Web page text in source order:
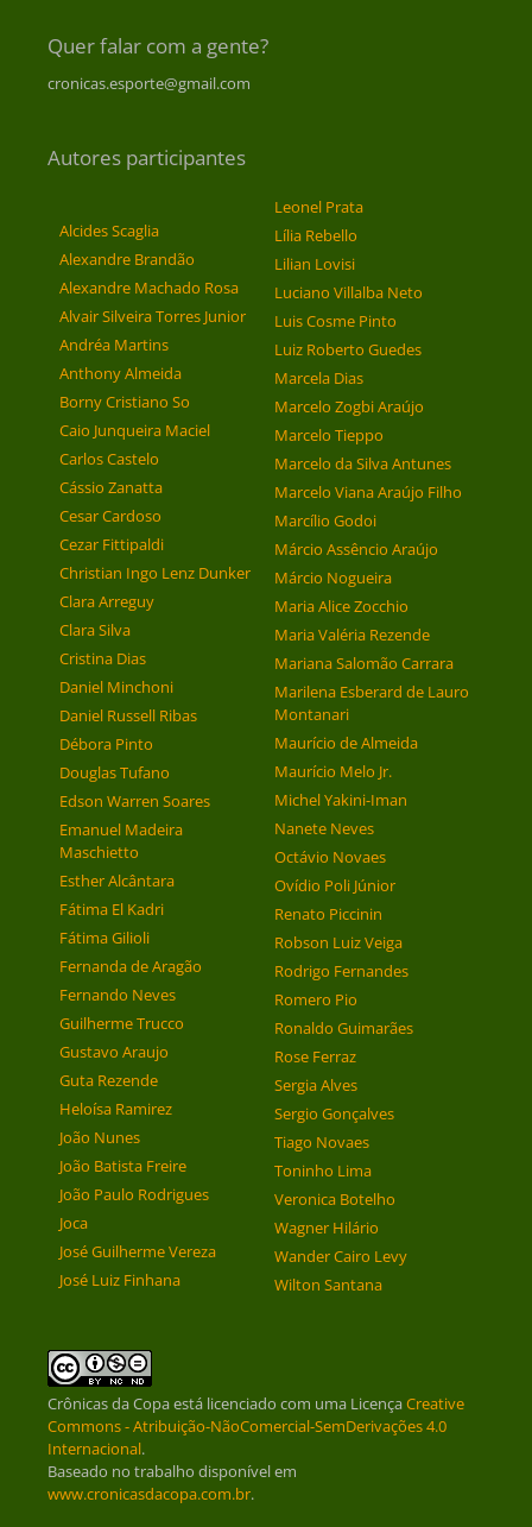
Quer falar com a gente?
cronicas.esporte@gmail.com
Autores participantes
Alcides Scaglia
Alexandre Brandão
Alexandre Machado Rosa
Alvair Silveira Torres Junior
Andréa Martins
Anthony Almeida
Borny Cristiano So
Caio Junqueira Maciel
Carlos Castelo
Cássio Zanatta
Cesar Cardoso
Cezar Fittipaldi
Christian Ingo Lenz Dunker
Clara Arreguy
Clara Silva
Cristina Dias
Daniel Minchoni
Daniel Russell Ribas
Débora Pinto
Douglas Tufano
Edson Warren Soares
Emanuel Madeira
Maschietto
Esther Alcântara
Fátima El Kadri
Fátima Gilioli
Fernanda de Aragão
Fernando Neves
Guilherme Trucco
Gustavo Araujo
Guta Rezende
Heloísa Ramirez
João Nunes
João Batista Freire
João Paulo Rodrigues
Joca
José Guilherme Vereza
José Luiz Finhana
Leonel Prata
Lília Rebello
Lilian Lovisi
Luciano Villalba Neto
Luis Cosme Pinto
Luiz Roberto Guedes
Marcela Dias
Marcelo Zogbi Araújo
Marcelo Tieppo
Marcelo da Silva Antunes
Marcelo Viana Araújo Filho
Marcílio Godoi
Márcio Assêncio Araújo
Márcio Nogueira
Maria Alice Zocchio
Maria Valéria Rezende
Mariana Salomão Carrara
Marilena Esberard de Lauro
Montanari
Maurício de Almeida
Maurício Melo Jr.
Michel Yakini-Iman
Nanete Neves
Octávio Novaes
Ovídio Poli Júnior
Renato Piccinin
Robson Luiz Veiga
Rodrigo Fernandes
Romero Pio
Ronaldo Guimarães
Rose Ferraz
Sergia Alves
Sergio Gonçalves
Tiago Novaes
Toninho Lima
Veronica Botelho
Wagner Hilário
Wander Cairo Levy
Wilton Santana
Crônicas da Copaestá licenciado com uma LicençaCreative
Commons - Atribuição-NãoComercial-SemDerivações 4.0
Internacional.
Baseado no trabalho disponível em
www.cronicasdacopa.com.br.